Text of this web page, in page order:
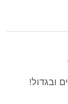
ובגדול!